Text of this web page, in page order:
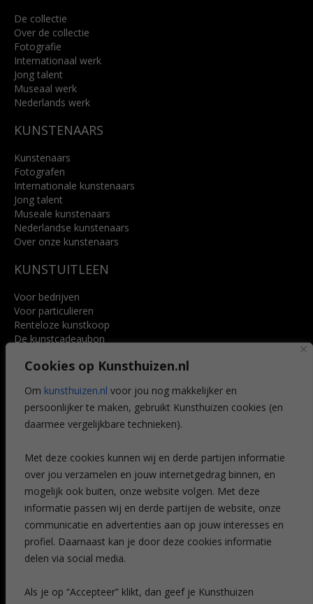
Cookies op Kunsthuizen.nl
Om kunsthuizen.nl voor jou nog makkelijker en
persoonlijker te maken, gebruikt Kunsthuizen cookies (en
daarmee vergelijkbare technieken).
Met deze cookies kunnen wij en derde partijen informatie
over jou verzamelen en jouw internetgedrag binnen, en
mogelijk ook buiten, onze website volgen. Met deze
informatie passen wij en derde partijen de website, onze
communicatie en advertenties aan op jouw interesses en
profiel. Daarnaast kan je door deze cookies informatie
delen via social media.
Als je op “Accepteer” klikt, dan geef je Kunsthuizen
De collectie
Over de collectie
Fotografie
Internationaal werk
Jong talent
Museaal werk
Nederlands werk
KUNSTENAARS
Kunstenaars
Fotografen
Internationale kunstenaars
Jong talent
Museale kunstenaars
Nederlandse kunstenaars
Over onze kunstenaars
KUNSTUITLEEN
Voor bedrijven
Voor particulieren
Renteloze kunstkoop
De kunstcadeaubon
Voordelen
Veelgestelde vragen
CONTACT
Leiden
Amsterdam
Breda
Favorieten
Mijn art alert
NIEUWSBRIEF